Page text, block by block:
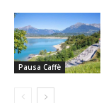
Pausa Caffè